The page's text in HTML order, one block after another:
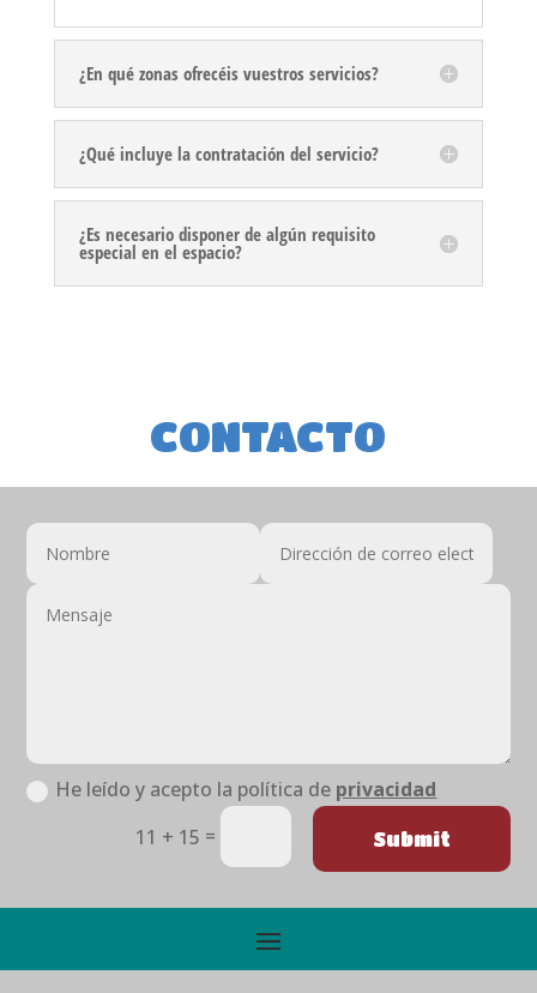
¿En qué zonas ofrecéis vuestros servicios?
¿Qué incluye la contratación del servicio?
¿Es necesario disponer de algún requisito
especial en el espacio?
CONTACTO
He leído y acepto la política de privacidad
11 + 15 = Submit